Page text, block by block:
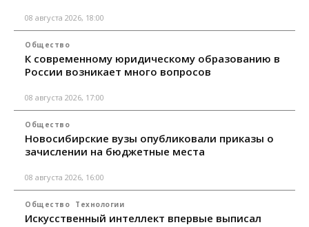
08 августа 2026, 18:00
Общество
К современному юридическому образованию в
России возникает много вопросов
08 августа 2026, 17:00
Общество
Новосибирские вузы опубликовали приказы о
зачислении на бюджетные места
08 августа 2026, 16:00
Общество Технологии
Искусственный интеллект впервые выписал